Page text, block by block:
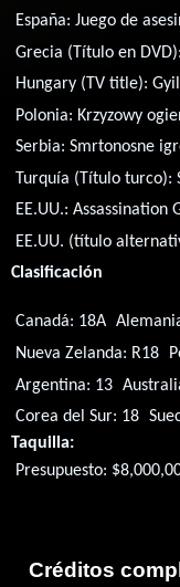
España:Juego de
Grecia (Título en DVD):
Hungary (TV title):
Polonia: Krzyzowy
Serbia:Smrtonosne
Turquía (Título turco):
EE.UU.:Assassination
EE.UU. (título
Clasificación
Canadá: 18A
Nueva Zelanda: R18
Argentina: 13
Corea del Sur: 18
Taquilla:
Presupuesto:
Créditos